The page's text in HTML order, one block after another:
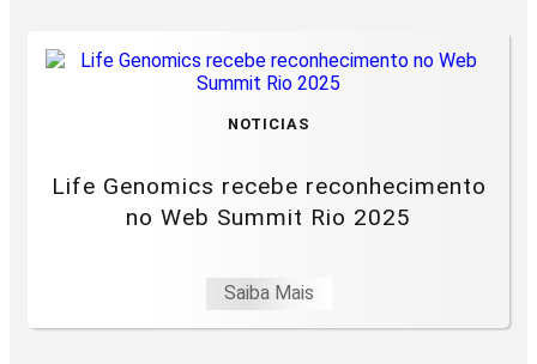
NOTICIAS
Life Genomics recebe reconhecimento
no Web Summit Rio 2025
Saiba Mais